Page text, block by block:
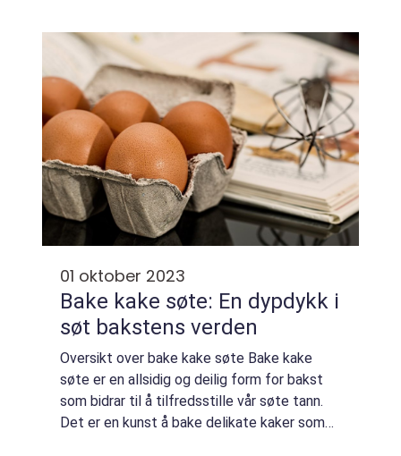
their versatility and del...
01 oktober 2023
Bake kake søte: En dypdykk i
søt bakstens verden
Oversikt over bake kake søte Bake kake
søte er en allsidig og deilig form for bakst
som bidrar til å tilfredsstille vår søte tann.
Det er en kunst å bake delikate kaker som